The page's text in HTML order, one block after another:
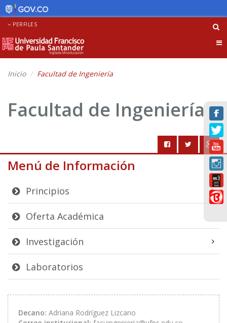
PERFILES
Inicio Facultad de Ingeniería
Facultad de Ingeniería
Menú de Información
Principios
Oferta Académica
Investigación
Laboratorios
Decano: Adriana Rodríguez Lizcano